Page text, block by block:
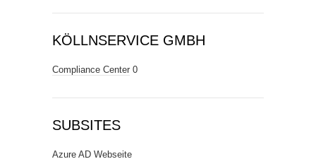
KÖLLNSERVICE GMBH
Compliance Center 0
SUBSITES
Azure AD Webseite